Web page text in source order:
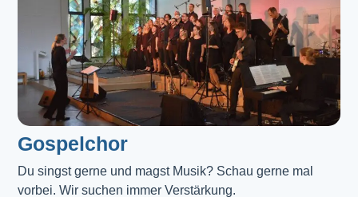
Gospelchor
Du singst gerne und magst Musik? Schau gerne mal
vorbei. Wir suchen immer Verstärkung.